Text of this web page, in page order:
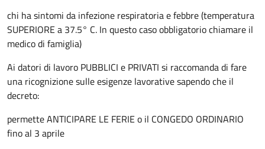
chi ha sintomi da infezione respiratoria e febbre (temperatura
SUPERIORE a 37.5° C. In questo caso obbligatorio chiamare il
medico di famiglia)
Ai datori di lavoro PUBBLICI e PRIVATI si raccomanda di fare
una ricognizione sulle esigenze lavorative sapendo che il
decreto:
permette ANTICIPARE LE FERIE o il CONGEDO ORDINARIO
fino al 3 aprile